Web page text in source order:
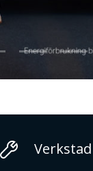
Verkstad